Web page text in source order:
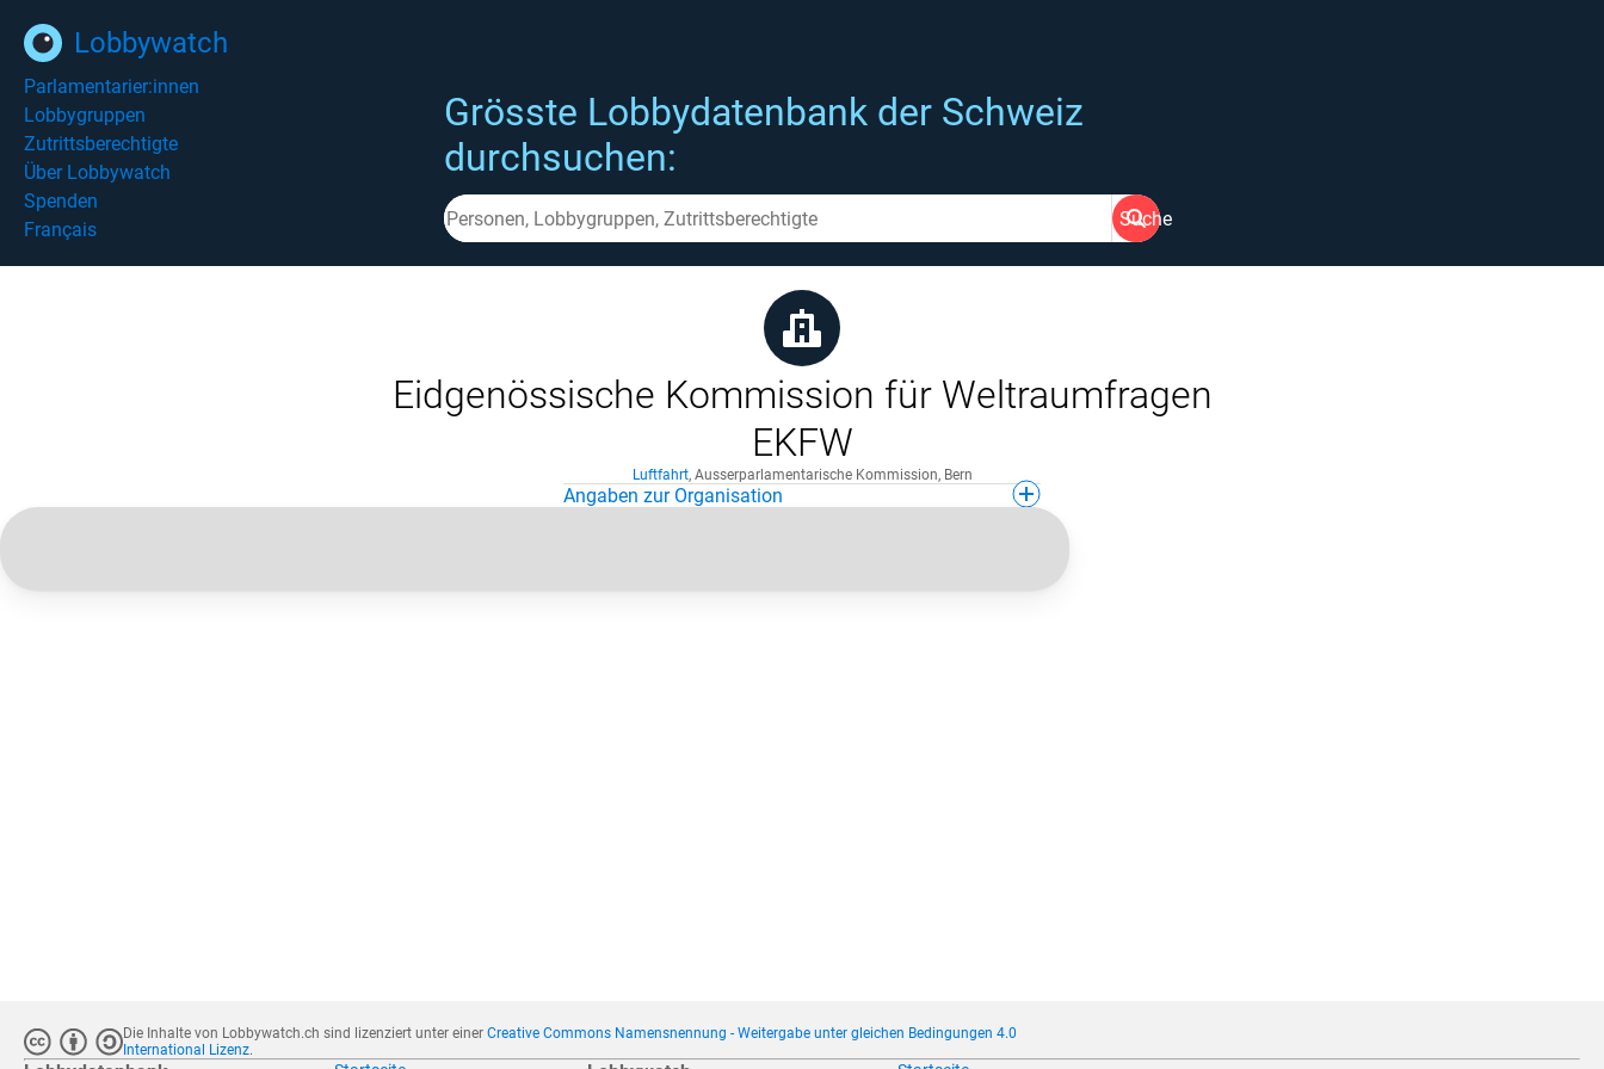
Lobbywatch
Parlamentarier:innen
Lobbygruppen
Zutrittsberechtigte
Über Lobbywatch
Spenden
Français
Grösste Lobbydatenbank der Schweiz
durchsuchen:
Suche
Eidgenössische Kommission für Weltraumfragen
EKFW
Luftfahrt, Ausserparlamentarische Kommission, Bern
Angaben zur Organisation
Die Inhalte von Lobbywatch.ch sind lizenziert unter einerCreative Commons Namensnennung - Weitergabe unter gleichen Bedingungen 4.0
International Lizenz.